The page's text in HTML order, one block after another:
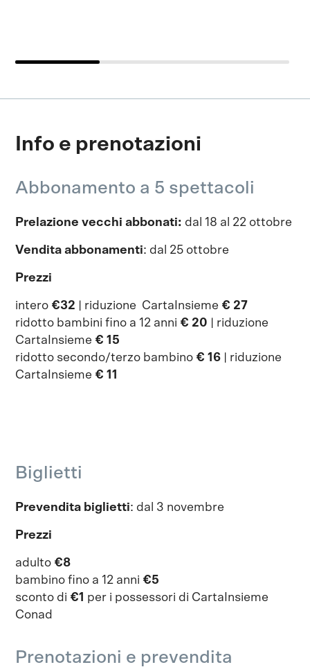
Info e prenotazioni
Abbonamento a 5 spettacoli
Prelazione vecchi abbonati: dal 18 al 22 ottobre
Vendita abbonamenti: dal 25 ottobre
Prezzi
intero €32 | riduzione CartaInsieme € 27
ridotto bambini fino a 12 anni € 20 | riduzione
CartaInsieme € 15
ridotto secondo/terzo bambino € 16 | riduzione
CartaInsieme € 11
Biglietti
Prevendita biglietti: dal 3 novembre
Prezzi
adulto €8
bambino fino a 12 anni €5
sconto di €1 per i possessori di CartaInsieme
Conad
Prenotazioni e prevendita